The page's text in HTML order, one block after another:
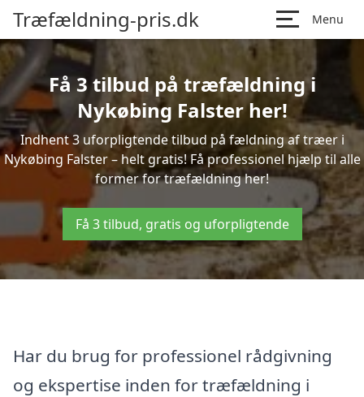
Træfældning-pris.dk Menu
Få 3 tilbud på træfældning i
Nykøbing Falster her!
Indhent 3 uforpligtende tilbud på fældning af træer i
Nykøbing Falster – helt gratis! Få professionel hjælp til alle
former for træfældning her!
Få 3 tilbud, gratis og uforpligtende
Har du brug for professionel rådgivning
og ekspertise inden for træfældning i